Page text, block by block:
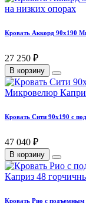
Кровать Аккорд 90х190
27 250 ₽
В корзину
Кровать Сити 90х190 с
47 040 ₽
В корзину
Кровать Рио с